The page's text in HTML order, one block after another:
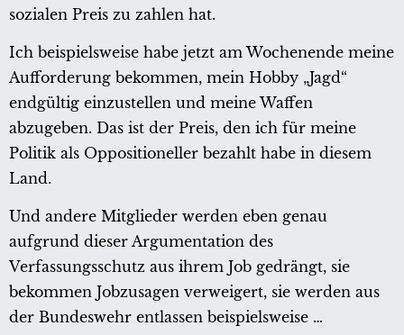
sozialen Preis zu zahlen hat.
Ich beispielsweise habe jetzt am Wochenende meine
Aufforderung bekommen, mein Hobby „Jagd“
endgültig einzustellen und meine Waffen
abzugeben. Das ist der Preis, den ich für meine
Politik als Oppositioneller bezahlt habe in diesem
Land.
Und andere Mitglieder werden eben genau
aufgrund dieser Argumentation des
Verfassungsschutz aus ihrem Job gedrängt, sie
bekommen Jobzusagen verweigert, sie werden aus
der Bundeswehr entlassen beispielsweise …